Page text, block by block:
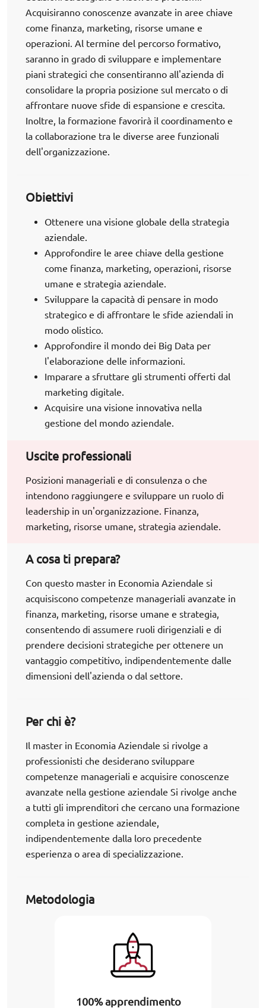
Acquisiranno conoscenze avanzate in aree chiave
come finanza, marketing, risorse umane e
operazioni. Al termine del percorso formativo,
saranno in grado di sviluppare e implementare
piani strategici che consentiranno all'azienda di
consolidare la propria posizione sul mercato o di
affrontare nuove sfide di espansione e crescita.
Inoltre, la formazione favorirà il coordinamento e
la collaborazione tra le diverse aree funzionali
dell'organizzazione.
Obiettivi
Ottenere una visione globale della strategia
aziendale.
Approfondire le aree chiave della gestione
come finanza, marketing, operazioni, risorse
umane e strategia aziendale.
Sviluppare la capacità di pensare in modo
strategico e di affrontare le sfide aziendali in
modo olistico.
Approfondire il mondo dei Big Data per
l'elaborazione delle informazioni.
Imparare a sfruttare gli strumenti offerti dal
marketing digitale.
Acquisire una visione innovativa nella
gestione del mondo aziendale.
Uscite professionali
Posizioni manageriali e di consulenza o che
intendono raggiungere e sviluppare un ruolo di
leadership in un'organizzazione. Finanza,
marketing, risorse umane, strategia aziendale.
A cosa ti prepara?
Con questo master in Economia Aziendale si
acquisiscono competenze manageriali avanzate in
finanza, marketing, risorse umane e strategia,
consentendo di assumere ruoli dirigenziali e di
prendere decisioni strategiche per ottenere un
vantaggio competitivo, indipendentemente dalle
dimensioni dell'azienda o dal settore.
Per chi è?
Il master in Economia Aziendale si rivolge a
professionisti che desiderano sviluppare
competenze manageriali e acquisire conoscenze
avanzate nella gestione aziendale Si rivolge anche
a tutti gli imprenditori che cercano una formazione
completa in gestione aziendale,
indipendentemente dalla loro precedente
esperienza o area di specializzazione.
Metodologia
100% apprendimento